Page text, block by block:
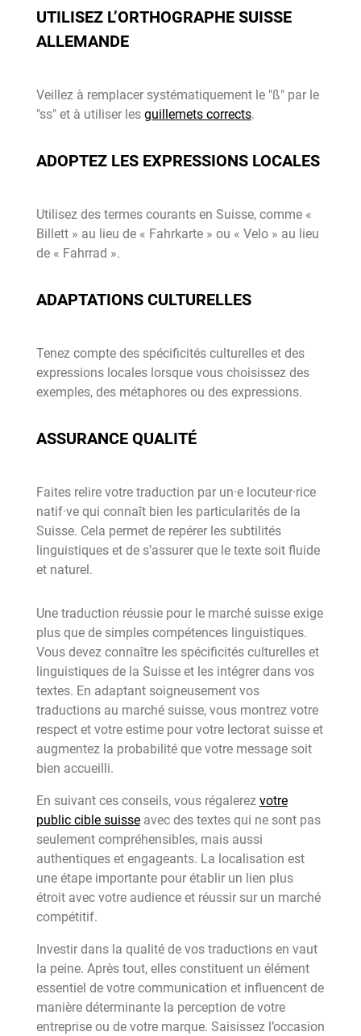
UTILISEZ L’ORTHOGRAPHE SUISSE
ALLEMANDE
Veillez à remplacer systématiquement le "ß" par le
"ss" et à utiliser les guillemets corrects.
ADOPTEZ LES EXPRESSIONS LOCALES
Utilisez des termes courants en Suisse, comme «
Billett » au lieu de « Fahrkarte » ou « Velo » au lieu
de « Fahrrad ».
ADAPTATIONS CULTURELLES
Tenez compte des spécificités culturelles et des
expressions locales lorsque vous choisissez des
exemples, des métaphores ou des expressions.
ASSURANCE QUALITÉ
Faites relire votre traduction par un·e locuteur·rice
natif·ve qui connaît bien les particularités de la
Suisse. Cela permet de repérer les subtilités
linguistiques et de s’assurer que le texte soit fluide
et naturel.
Une traduction réussie pour le marché suisse exige
plus que de simples compétences linguistiques.
Vous devez connaître les spécificités culturelles et
linguistiques de la Suisse et les intégrer dans vos
textes. En adaptant soigneusement vos
traductions au marché suisse, vous montrez votre
respect et votre estime pour votre lectorat suisse et
augmentez la probabilité que votre message soit
bien accueilli.
En suivant ces conseils, vous régalerez votre
public cible suisseavec des textes qui ne sont pas
seulement compréhensibles, mais aussi
authentiques et engageants. La localisation est
une étape importante pour établir un lien plus
étroit avec votre audience et réussir sur un marché
compétitif.
Investir dans la qualité de vos traductions en vaut
la peine. Après tout, elles constituent un élément
essentiel de votre communication et influencent de
manière déterminante la perception de votre
entreprise ou de votre marque. Saisissez l’occasion